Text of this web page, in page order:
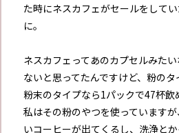
た時にネスカフェがセールをして
に。
ネスカフェってあのカプセルみた
ないと思ってたんですけど、粉の
粉末のタイプなら1パックで47杯飲
私はその粉のやつを使っています
いコーヒーが出てくるし、洗浄と